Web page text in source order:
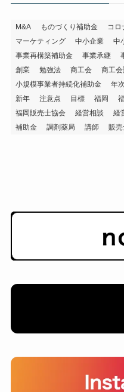
M&A ものづくり補助金 コロ
マーケティング
中小企業 中
事業再構築補助金
事業承継
創業
勉強法 商工会 商工
小規模事業者持続化補助金
年
新年
注意点 目標 福岡
福岡販売士協会
経営相談 経
補助金
調剤薬局 講師 販